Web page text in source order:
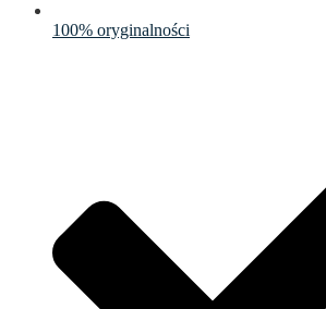
100% oryginalności